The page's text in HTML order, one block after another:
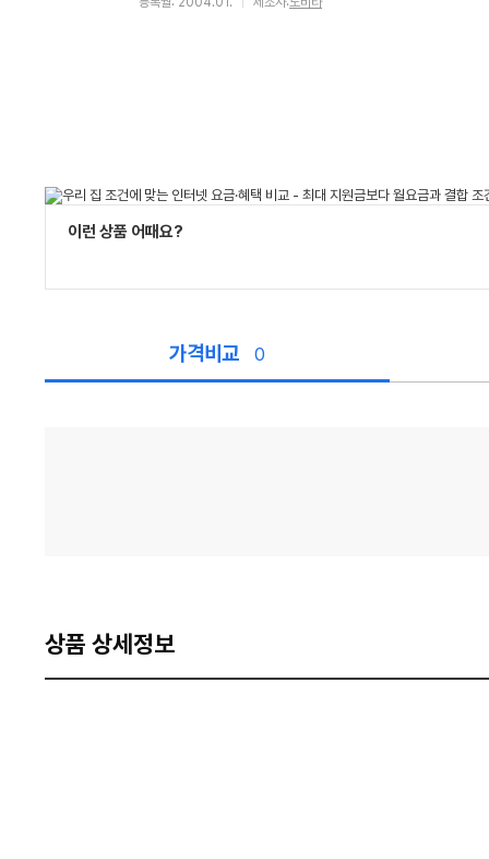
이런 상품 어때요?
가격비교 0
상품 상세정보